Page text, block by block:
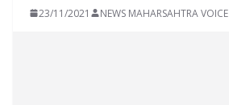
23/11/2021 NEWS MAHARSAHTRA VOICE